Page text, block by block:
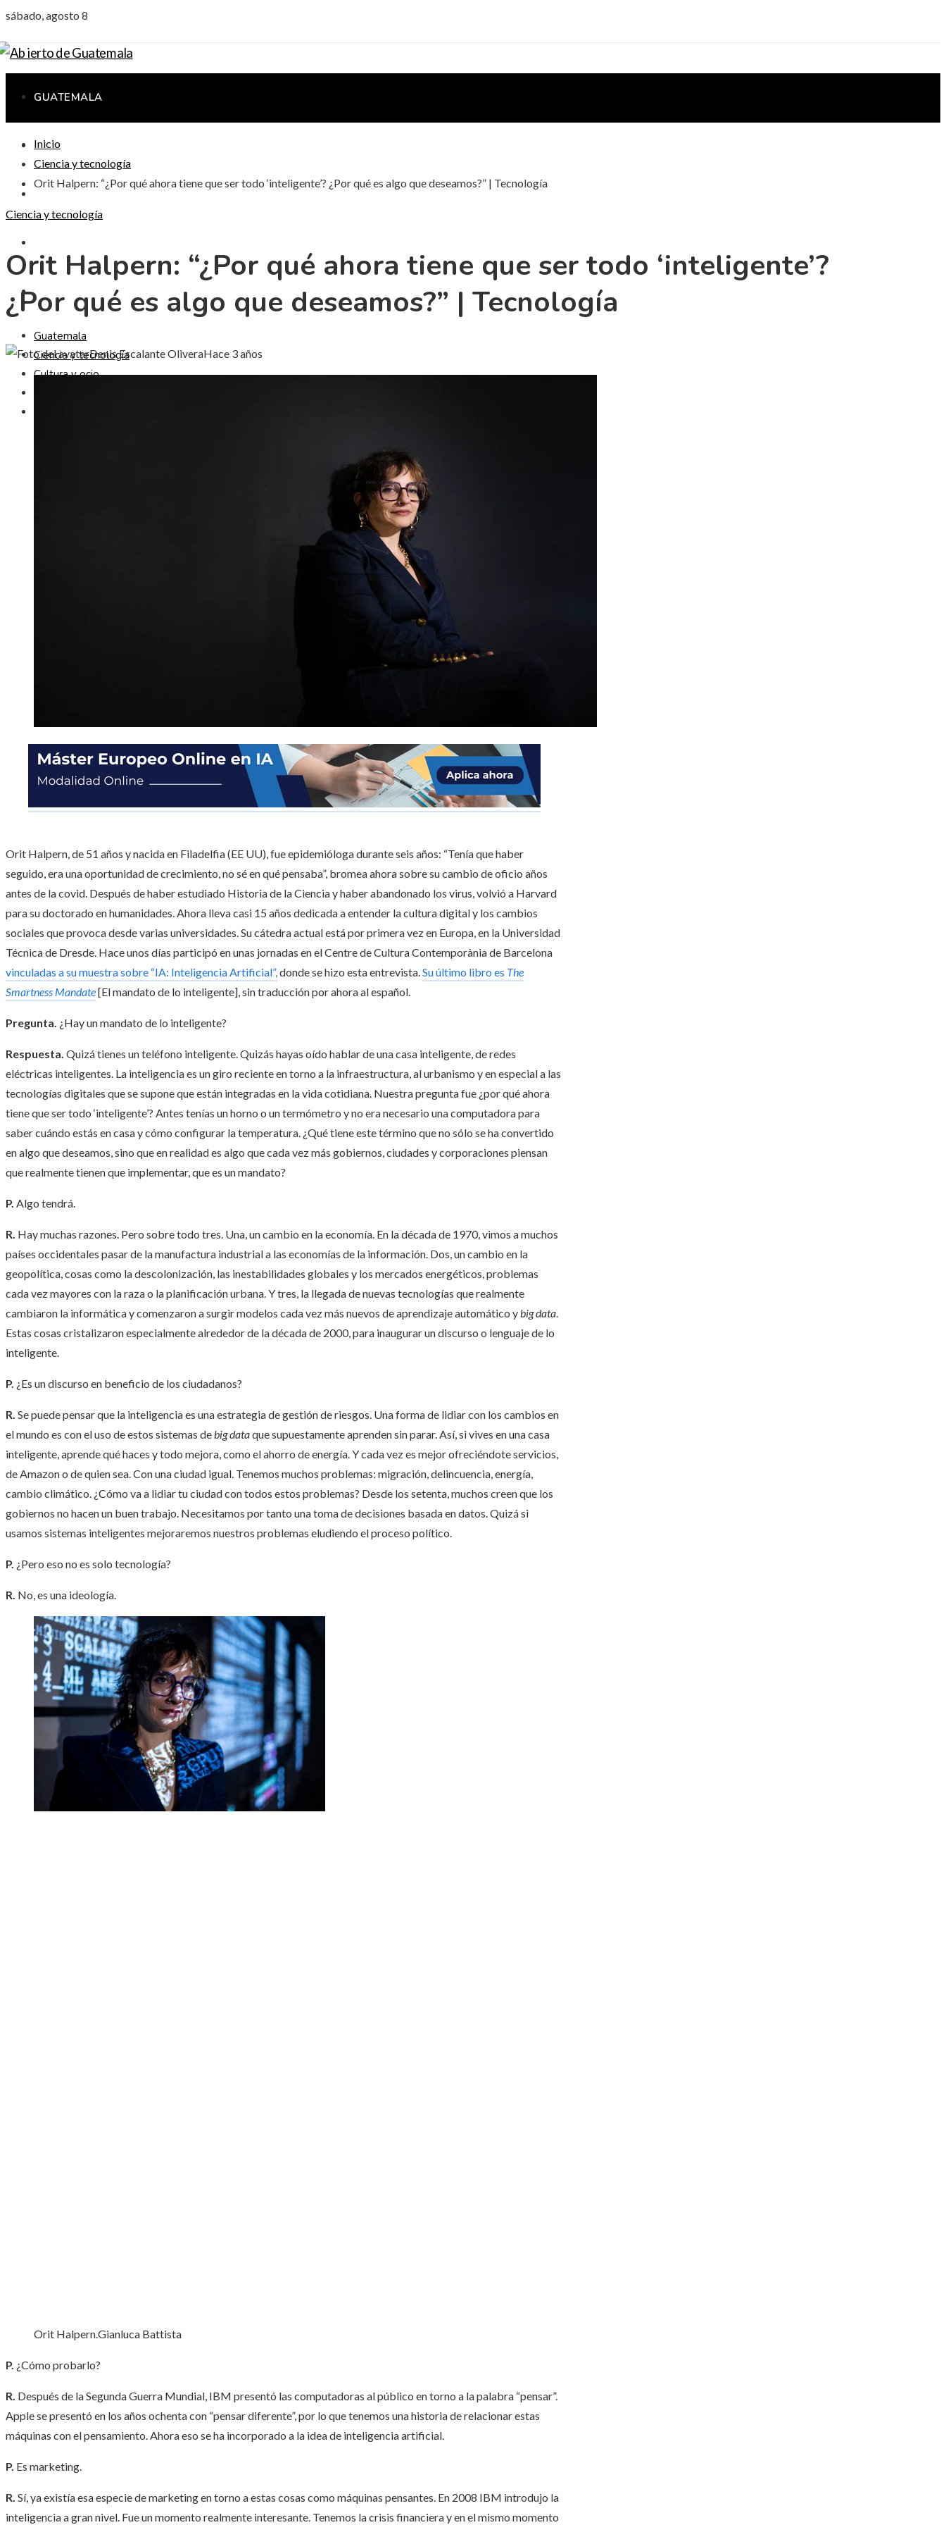
sábado, agosto 8
GUATEMALA
CIENCIA Y TECNOLOGÍA
INVERSIONES Y NEGOCIOS
Guatemala
Ciencia y tecnología
Cultura y ocio
Inicio
Ciencia y tecnología
Orit Halpern: “¿Por qué ahora tiene que ser todo ‘inteligente’? ¿Por qué es algo que deseamos?” | Tecnología
Ciencia y tecnología
Orit Halpern: “¿Por qué ahora tiene que ser todo ‘inteligente’?
¿Por qué es algo que deseamos?” | Tecnología
Denis Escalante OliveraHace 3 años
Orit Halpern, de 51 años y nacida en Filadelfia (EE UU), fue epidemióloga durante seis años: “Tenía que haber
seguido, era una oportunidad de crecimiento, no sé en qué pensaba”, bromea ahora sobre su cambio de oficio años
antes de la covid. Después de haber estudiado Historia de la Ciencia y haber abandonado los virus, volvió a Harvard
para su doctorado en humanidades. Ahora lleva casi 15 años dedicada a entender la cultura digital y los cambios
sociales que provoca desde varias universidades. Su cátedra actual está por primera vez en Europa, en la Universidad
Técnica de Dresde. Hace unos días participó en unas jornadas en el Centre de Cultura Contemporània de Barcelona
vinculadas a su muestra sobre “IA: Inteligencia Artificial”,donde se hizo esta entrevista.Su último libro es The
Smartness Mandate[El mandato de lo inteligente], sin traducción por ahora al español.
Pregunta. ¿Hay un mandato de lo inteligente?
Respuesta. Quizá tienes un teléfono inteligente. Quizás hayas oído hablar de una casa inteligente, de redes
eléctricas inteligentes. La inteligencia es un giro reciente en torno a la infraestructura, al urbanismo y en especial a las
tecnologías digitales que se supone que están integradas en la vida cotidiana. Nuestra pregunta fue ¿por qué ahora
tiene que ser todo ‘inteligente’? Antes tenías un horno o un termómetro y no era necesario una computadora para
saber cuándo estás en casa y cómo configurar la temperatura. ¿Qué tiene este término que no sólo se ha convertido
en algo que deseamos, sino que en realidad es algo que cada vez más gobiernos, ciudades y corporaciones piensan
que realmente tienen que implementar, que es un mandato?
P. Algo tendrá.
R. Hay muchas razones. Pero sobre todo tres. Una, un cambio en la economía. En la década de 1970, vimos a muchos
países occidentales pasar de la manufactura industrial a las economías de la información. Dos, un cambio en la
geopolítica, cosas como la descolonización, las inestabilidades globales y los mercados energéticos, problemas
cada vez mayores con la raza o la planificación urbana. Y tres, la llegada de nuevas tecnologías que realmente
cambiaron la informática y comenzaron a surgir modelos cada vez más nuevos de aprendizaje automático ybig data.
Estas cosas cristalizaron especialmente alrededor de la década de 2000, para inaugurar un discurso o lenguaje de lo
inteligente.
P. ¿Es un discurso en beneficio de los ciudadanos?
R. Se puede pensar que la inteligencia es una estrategia de gestión de riesgos. Una forma de lidiar con los cambios en
el mundo es con el uso de estos sistemas debig dataque supuestamente aprenden sin parar. Así, si vives en una casa
inteligente, aprende qué haces y todo mejora, como el ahorro de energía. Y cada vez es mejor ofreciéndote servicios,
de Amazon o de quien sea. Con una ciudad igual. Tenemos muchos problemas: migración, delincuencia, energía,
cambio climático. ¿Cómo va a lidiar tu ciudad con todos estos problemas? Desde los setenta, muchos creen que los
gobiernos no hacen un buen trabajo. Necesitamos por tanto una toma de decisiones basada en datos. Quizá si
usamos sistemas inteligentes mejoraremos nuestros problemas eludiendo el proceso político.
P. ¿Pero eso no es solo tecnología?
R. No, es una ideología.
Orit Halpern.Gianluca Battista
P. ¿Cómo probarlo?
R. Después de la Segunda Guerra Mundial, IBM presentó las computadoras al público en torno a la palabra “pensar”.
Apple se presentó en los años ochenta con “pensar diferente”, por lo que tenemos una historia de relacionar estas
máquinas con el pensamiento. Ahora eso se ha incorporado a la idea de inteligencia artificial.
P. Es marketing.
R. Sí, ya existía esa especie de marketing en torno a estas cosas como máquinas pensantes. En 2008 IBM introdujo la
inteligencia a gran nivel. Fue un momento realmente interesante. Tenemos la crisis financiera y en el mismo momento